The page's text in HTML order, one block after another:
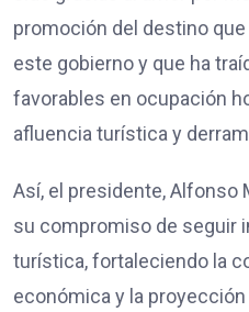
promoción del destino
este gobierno y que ha
favorables en ocupación
afluencia turística y
Así, el presidente, Alfonso
su compromiso de seguir
turística, fortaleciendo la
económica y la